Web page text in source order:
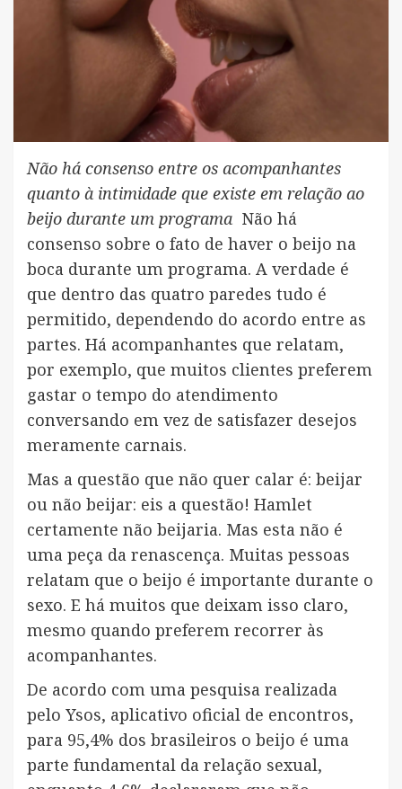
Não há consenso entre os acompanhantes
quanto à intimidade que existe em relação ao
beijo durante um programa Não há
consenso sobre o fato de haver o beijo na
boca durante um programa. A verdade é
que dentro das quatro paredes tudo é
permitido, dependendo do acordo entre as
partes. Há acompanhantes que relatam,
por exemplo, que muitos clientes preferem
gastar o tempo do atendimento
conversando em vez de satisfazer desejos
meramente carnais.
Mas a questão que não quer calar é: beijar
ou não beijar: eis a questão! Hamlet
certamente não beijaria. Mas esta não é
uma peça da renascença. Muitas pessoas
relatam que o beijo é importante durante o
sexo. E há muitos que deixam isso claro,
mesmo quando preferem recorrer às
acompanhantes.
De acordo com uma pesquisa realizada
pelo Ysos, aplicativo oficial de encontros,
para 95,4% dos brasileiros o beijo é uma
parte fundamental da relação sexual,